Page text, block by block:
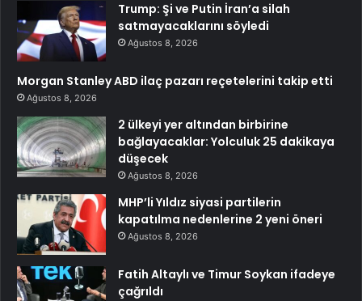
Trump: Şi ve Putin İran’a silah
satmayacaklarını söyledi
Ağustos 8, 2026
Morgan Stanley ABD ilaç pazarı reçetelerini takip etti
Ağustos 8, 2026
2 ülkeyi yer altından birbirine
bağlayacaklar: Yolculuk 25 dakikaya
düşecek
Ağustos 8, 2026
MHP’li Yıldız siyasi partilerin
kapatılma nedenlerine 2 yeni öneri
Ağustos 8, 2026
Fatih Altaylı ve Timur Soykan ifadeye
çağrıldı